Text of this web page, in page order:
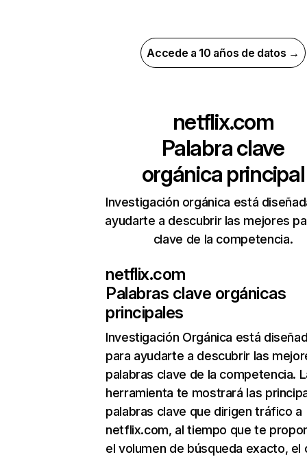
Accede a 10 años de datos →
netflix.com
Palabra clave
orgánica principal
Investigación orgánica está
ayudarte a descubrir las mejores
clave de la competencia.
netflix.com
Palabras clave orgánicas
principales
Investigación Orgánica está
para ayudarte a descubrir las
palabras clave de la competencia.
herramienta te mostrará las
palabras clave que dirigen tráfico a
netflix.com, al tiempo que te
el volumen de búsqueda exacto, el